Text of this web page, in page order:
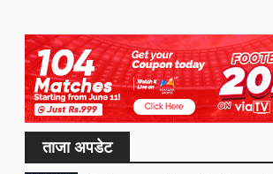
ताजा अपडेट